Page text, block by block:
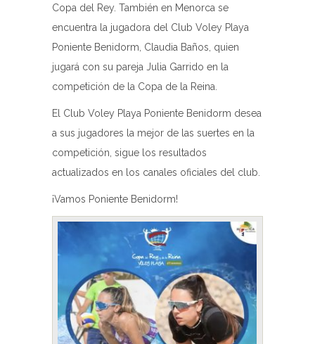
Copa del Rey. También en Menorca se
encuentra la jugadora del Club Voley Playa
Poniente Benidorm, Claudia Baños, quien
jugará con su pareja Julia Garrido en la
competición de la Copa de la Reina.
El Club Voley Playa Poniente Benidorm desea
a sus jugadores la mejor de las suertes en la
competición, sigue los resultados
actualizados en los canales oficiales del club.
¡Vamos Poniente Benidorm!